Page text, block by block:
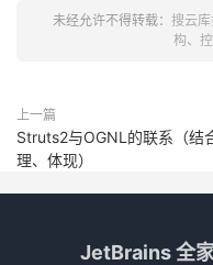
未经允许不得转载： 搜云
构、
上一篇
Struts2与OGNL的联系（结
理、体现）
JetBrains 全